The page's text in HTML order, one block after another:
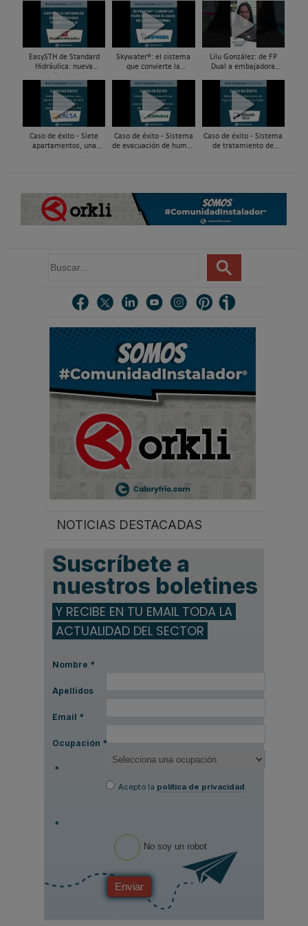
EasySTH de Standard
Hidráulica: nueva
de expansión para
tuberías PEX
Skywater®: el sistema
que convierte la
infraestructura activa de
gestión del agua...
Lilu González: de FP
Dual a embajadora
| Mecatrónica Industrial
Caso de éxito - Siete
apartamentos, una
Caso de éxito - Sistema
de evacuación de humos
Caso de éxito - Sistema
de tratamiento de
u
r
.
NOTICIAS DESTACADAS
Suscríbete a
nuestros boletines
Y RECIBE EN TU EMAIL TODA LA
ACTUALIDAD DEL SECTOR
Nombre *
Apellidos
Email *
Ocupación *
*
Acepto la política de privacidad
*
No soy un robot
Enviar